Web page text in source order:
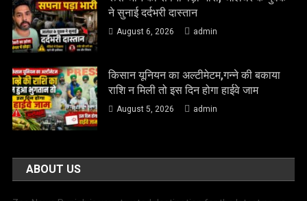
ने सुनाई दर्दभरी दास्तान
August 6, 2026 admin
किसान यूनियन का अल्टीमेटम,गन्ने की बकाया
राशि न मिली तो इस दिन होगा हाईवे जाम
August 5, 2026 admin
ABOUT US